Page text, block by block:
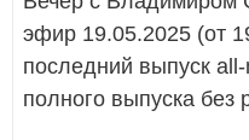
эфир 19.05.2025 (от
последний выпуск
полного выпуска без